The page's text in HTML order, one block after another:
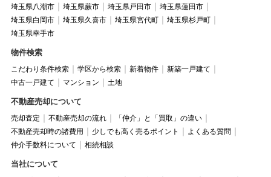
埼玉県八潮市 埼玉県蕨市 埼玉県戸田市
埼玉県蓮田市
埼玉県白岡市
埼玉県久喜市 埼玉県宮代町
埼玉県杉戸町
埼玉県幸手市
物件検索
こだわり条件検索 学区から検索 新着物件
新築一戸建て
中古一戸建て
マンション 土地
不動産売却について
売却査定 不動産売却の流れ
「仲介」と「買取」の違い
不動産売却時の諸費用
少しでも高く売るポイント
よくある質問
仲介手数料について
相続相談
当社について